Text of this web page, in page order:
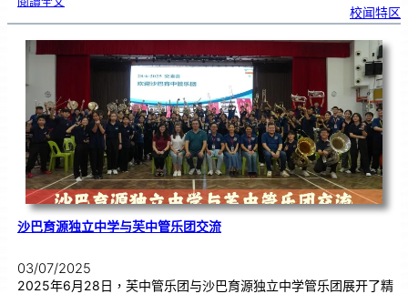
陆
龙
|弘
中
校闻特区
沙巴育源独立中学与芙中管乐团交流
03/07/2025
2025年6月28日，芙中管乐团与沙巴育源独立中学管乐团展开了精